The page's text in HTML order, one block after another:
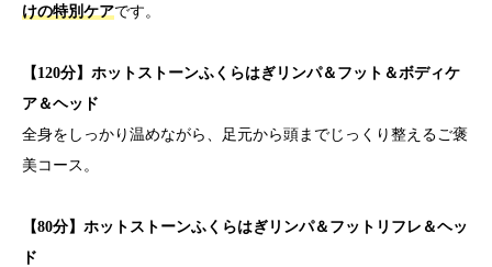
けの特別ケアです。
【120分】ホットストーンふくらはぎリンパ＆フット＆ボディケ
ア＆ヘッド
全身をしっかり温めながら、足元から頭までじっくり整えるご褒
美コース。
【80分】ホットストーンふくらはぎリンパ＆フットリフレ＆ヘッ
ド